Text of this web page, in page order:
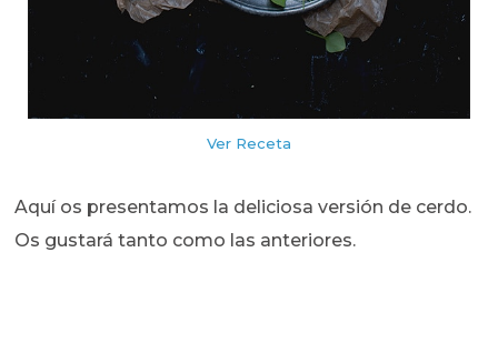
Ver Receta
Aquí os presentamos la deliciosa versión de cerdo.
Os gustará tanto como las anteriores.